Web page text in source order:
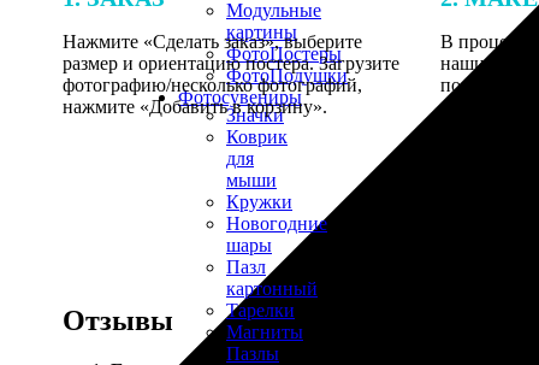
Модульные
картины
ФотоПостеры
ФотоПодушки
Фотоcувениры
Значки
Коврик
для
мыши
Кружки
Новогодние
шары
Пазл
картонный
Тарелки
Магниты
Пазлы
Нажмите «Сделать заказ», выберите
размер и ориентацию постера. Загрузите
фотографию/несколько фотографий,
нажмите «Добавить в корзину».
В процессе
наши
по
Отзывы